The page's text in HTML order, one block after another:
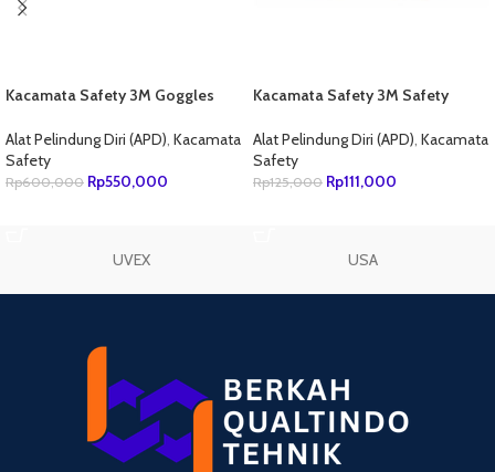
Kacamata Safety 3M Goggles
Alat Pelindung Diri (APD), Kacamata
Safety
Rp600,000 Rp550,000
Kacamata Safety 3M Safety
Alat Pelindung Diri (APD), Kacamata
Safety
Rp125,000 Rp111,000
UVEX USA